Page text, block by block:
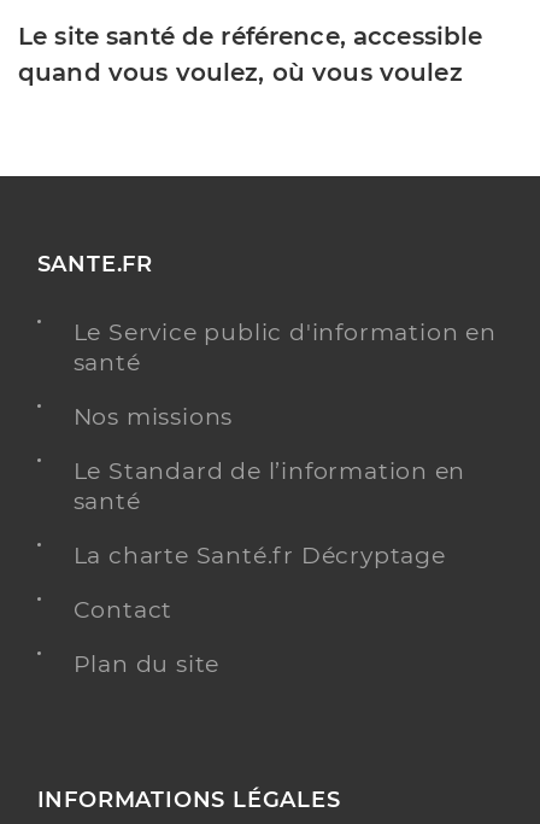
Le site santé de référence, accessible
quand vous voulez, où vous voulez
SANTE.FR
Le Service public d'information en
santé
Nos missions
Le Standard de l’information en
santé
La charte Santé.fr Décryptage
Contact
Plan du site
INFORMATIONS LÉGALES